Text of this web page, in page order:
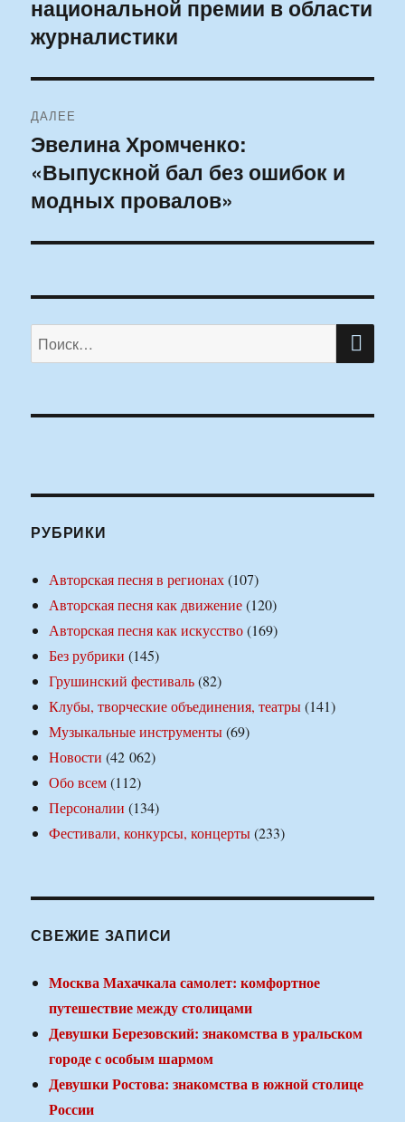
записям
национальной премии в области
журналистики
ДАЛЕЕ
Следующая
запись:
Эвелина Хромченко:
«Выпускной бал без ошибок и
модных провалов»
Искать:
РУБРИКИ
Авторская песня в регионах(107)
Авторская песня как движение(120)
Авторская песня как искусство(169)
Без рубрики (145)
Грушинский фестиваль(82)
Клубы, творческие объединения, театры(141)
Музыкальные инструменты(69)
Новости (42 062)
Обо всем(112)
Персоналии (134)
Фестивали, конкурсы, концерты(233)
СВЕЖИЕ ЗАПИСИ
Москва Махачкала самолет: комфортное
путешествие между столицами
Девушки Березовский: знакомства в уральском
городе с особым шармом
Девушки Ростова: знакомства в южной столице
России